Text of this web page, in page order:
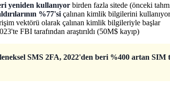
yeniden kullanıyor birden fazla sitede (önceki
%77'si çalınan kimlik bilgilerini
vektörü olarak çalınan kimlik bilgileriyle başlar
FBI tarafından araştırıldı (50M$ kayıp)
SMS 2FA, 2022'den beri %400 artan SIM